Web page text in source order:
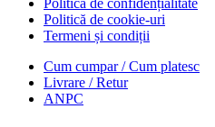
Politica de confidențialitate
Politică de cookie-uri
Termeni și condiții
Cum cumpar / Cum platesc
Livrare / Retur
ANPC